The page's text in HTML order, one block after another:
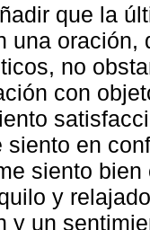
que la
una oración,
no
con
siento en
siento
y
y un